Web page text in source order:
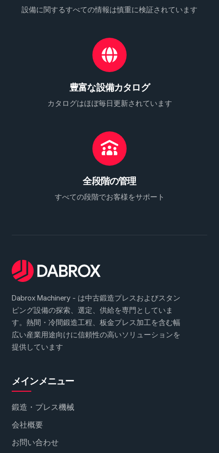
設備に関するすべての情報は慎重に検証されています
豊富な設備カタログ
カタログはほぼ毎日更新されています
全段階の管理
すべての段階でお客様をサポート
Dabrox Machinery - は中古鍛造プレスおよびスタン
ピング設備の探索、選定、供給を専門としていま
す。熱間・冷間鍛造工程、板金プレス加工を含む幅
広い産業用途向けに信頼性の高いソリューションを
提供しています
メインメニュー
鍛造・プレス機械
会社概要
お問い合わせ